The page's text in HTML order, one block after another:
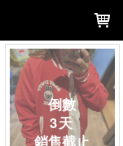
米白
3天